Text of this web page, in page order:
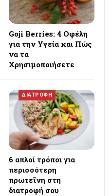
Goji Berries: 4 Οφέλη
για την Υγεία και Πώς
να τα
Χρησιμοποιήσετε
ΔΙΑΤΡΟΦΗ
6 απλοί τρόποι για
περισσότερη
πρωτεΐνη στη
διατροφή σου